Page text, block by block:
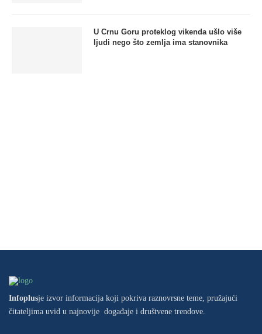
U Crnu Goru proteklog vikenda ušlo više
ljudi nego što zemlja ima stanovnika
Infoplusje izvor informacija koji pokriva raznovrsne teme, pružajući
čitateljima uvid u najnovije događaje i društvene trendove.